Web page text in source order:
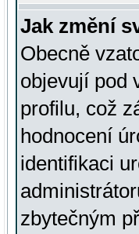
Jak změní
Obecně
objevují pod
profilu, což
hodnocení
identifikaci
zbytečným